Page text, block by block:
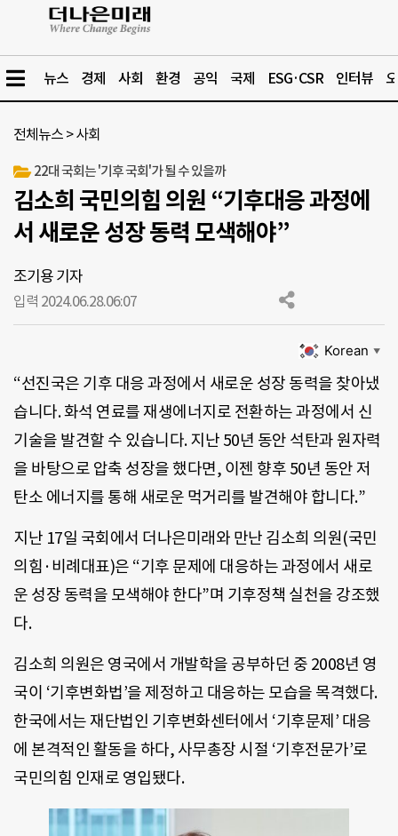
뉴스 경제 사회 환경 공익 국제 ESG·CSR 인터뷰
전체뉴스 >사회
22대 국회는 '기후 국회'가 될 수 있을까
김소희 국민의힘 의원 “기후대응 과정에
서 새로운 성장 동력 모색해야”
조기용 기자
입력 2024.06.28.06:07
Korean ▼
“선진국은 기후 대응 과정에서 새로운 성장 동력을 찾아냈
습니다. 화석 연료를 재생에너지로 전환하는 과정에서 신
기술을 발견할 수 있습니다. 지난 50년 동안 석탄과 원자력
을 바탕으로 압축 성장을 했다면, 이젠 향후 50년 동안 저
탄소 에너지를 통해 새로운 먹거리를 발견해야 합니다.”
지난 17일 국회에서 더나은미래와 만난 김소희 의원(국민
의힘·비례대표)은 “기후 문제에 대응하는 과정에서 새로
운 성장 동력을 모색해야 한다”며 기후정책 실천을 강조했
다.
김소희 의원은 영국에서 개발학을 공부하던 중 2008년 영
국이 ‘기후변화법’을 제정하고 대응하는 모습을 목격했다.
한국에서는 재단법인 기후변화센터에서 ‘기후문제’ 대응
에 본격적인 활동을 하다, 사무총장 시절 ‘기후전문가’로
국민의힘 인재로 영입됐다.